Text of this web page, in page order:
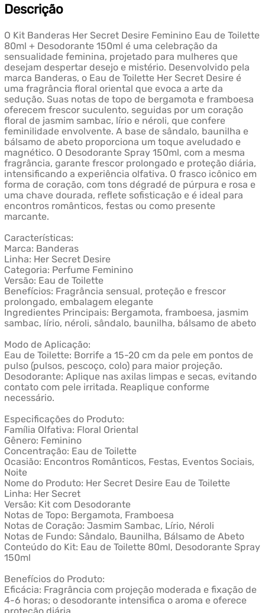
Descrição
O Kit Banderas Her Secret Desire Feminino Eau de Toilette
80ml + Desodorante 150ml é uma celebração da
sensualidade feminina, projetado para mulheres que
desejam despertar desejo e mistério. Desenvolvido pela
marca Banderas, o Eau de Toilette Her Secret Desire é
uma fragrância floral oriental que evoca a arte da
sedução. Suas notas de topo de bergamota e framboesa
oferecem frescor suculento, seguidas por um coração
floral de jasmim sambac, lírio e néroli, que confere
feminilidade envolvente. A base de sândalo, baunilha e
bálsamo de abeto proporciona um toque aveludado e
magnético. O Desodorante Spray 150ml, com a mesma
fragrância, garante frescor prolongado e proteção diária,
intensificando a experiência olfativa. O frasco icônico em
forma de coração, com tons dégradé de púrpura e rosa e
uma chave dourada, reflete sofisticação e é ideal para
encontros românticos, festas ou como presente
marcante.
Características:
Marca: Banderas
Linha: Her Secret Desire
Categoria: Perfume Feminino
Versão: Eau de Toilette
Benefícios: Fragrância sensual, proteção e frescor
prolongado, embalagem elegante
Ingredientes Principais: Bergamota, framboesa, jasmim
sambac, lírio, néroli, sândalo, baunilha, bálsamo de abeto
Modo de Aplicação:
Eau de Toilette: Borrife a 15-20 cm da pele em pontos de
pulso (pulsos, pescoço, colo) para maior projeção.
Desodorante: Aplique nas axilas limpas e secas, evitando
contato com pele irritada. Reaplique conforme
necessário.
Especificações do Produto:
Família Olfativa: Floral Oriental
Gênero: Feminino
Concentração: Eau de Toilette
Ocasião: Encontros Românticos, Festas, Eventos Sociais,
Noite
Nome do Produto: Her Secret Desire Eau de Toilette
Linha: Her Secret
Versão: Kit com Desodorante
Notas de Topo: Bergamota, Framboesa
Notas de Coração: Jasmim Sambac, Lírio, Néroli
Notas de Fundo: Sândalo, Baunilha, Bálsamo de Abeto
Conteúdo do Kit: Eau de Toilette 80ml, Desodorante Spray
150ml
Benefícios do Produto:
Eficácia: Fragrância com projeção moderada e fixação de
4-6 horas; o desodorante intensifica o aroma e oferece
proteção diária.